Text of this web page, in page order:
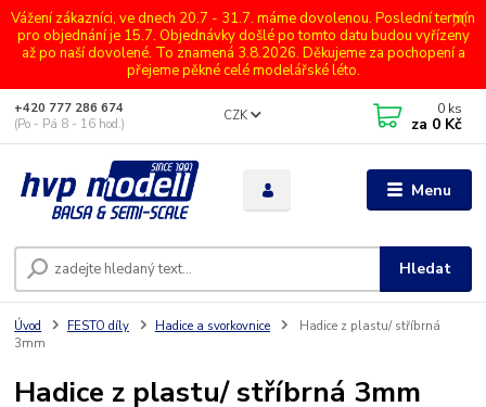
Vážení zákazníci, ve dnech 20.7 - 31.7. máme dovolenou. Poslední termín
pro objednání je 15.7. Objednávky došlé po tomto datu budou vyřízeny
až po naší dovolené. To znamená 3.8.2026. Děkujeme za pochopení a
přejeme pěkné celé modelářské léto.
Menu
CZK
Hledat
+420 777 286 674
(Po - Pá 8 - 16 hod.)
0 ks
za 0 Kč
Úvod FESTO díly Hadice a svorkovnice
Hadice z plastu/ stříbrná
3mm
Hadice z plastu/ stříbrná 3mm